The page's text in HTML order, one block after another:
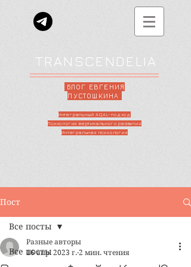
TRANSCENDELIA
БЛОГ ЕВГЕНИЯ
ПУСТОШКИНА
Интегральный AQAL-подход
Психология вертикального развития
Интегральная психология
Пост
Все посты
Все посты
Разные авторы
16 апр. 2023 г. 2 мин. чтения